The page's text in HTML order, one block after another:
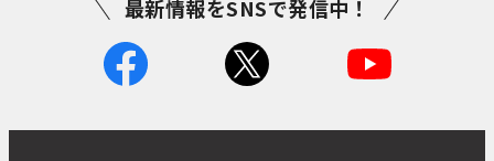
最新情報をSNSで発信中！